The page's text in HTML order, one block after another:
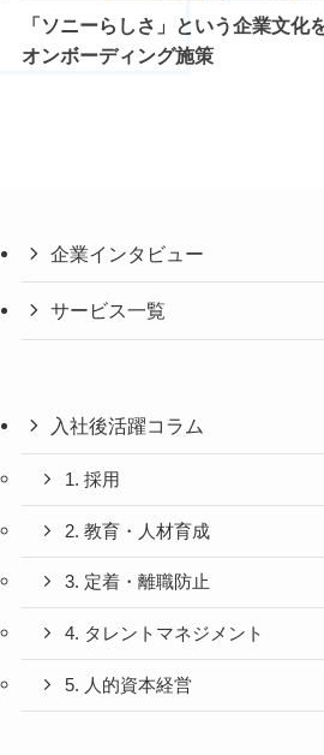
「ソニーらしさ」という企業文化
オンボーディング施策
企業インタビュー
サービス一覧
入社後活躍コラム
1. 採用
2. 教育・人材育成
3. 定着・離職防止
4. タレントマネジメント
5. 人的資本経営